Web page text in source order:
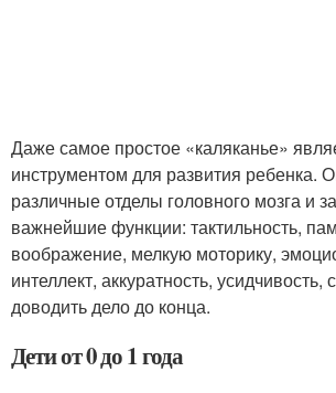
Даже самое простое «каляканье»
инструментом для развития ребенка.
различные отделы головного мозга и
важнейшие функции: тактильность,
воображение, мелкую моторику,
интеллект, аккуратность, усидчивость,
доводить дело до конца.
Дети от 0 до 1 года